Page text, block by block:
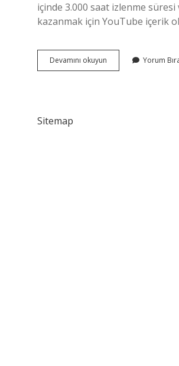
içinde 3.000 saat izlenme
kazanmak için YouTube içerik
Devamını okuyun Youtube
Kaç
Yorum
Sitemap